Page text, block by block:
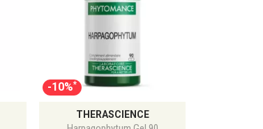
respecte un cahier des charges
maîtrisé, broyage « shellbroken
gage de qualité.
-10%*
THERASCIENCE